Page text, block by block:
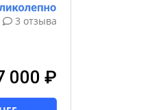
3 отзыва
000 ₽